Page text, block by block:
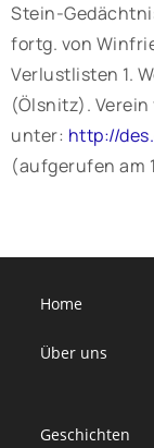
Stein-
fortg. von
Verlustlisten 1.
(Ölsnitz).
unter: http://
(aufgerufen am
Home
Über uns
Geschichten